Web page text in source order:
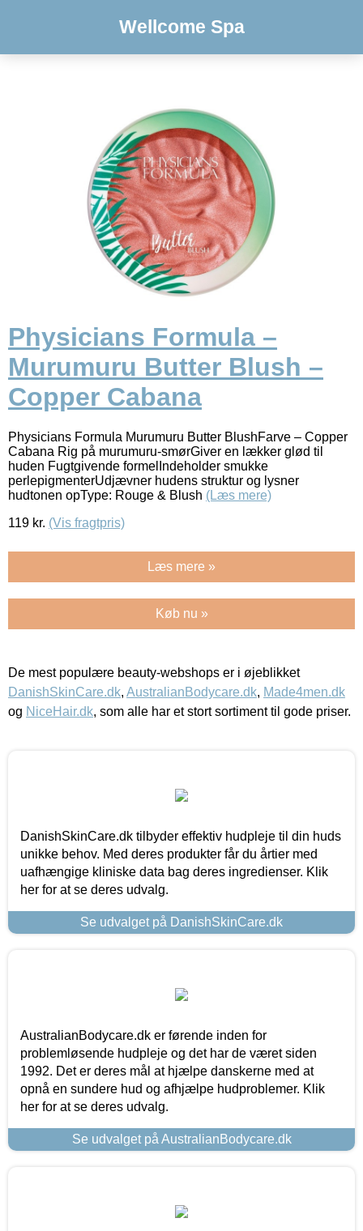
Wellcome Spa
Physicians Formula –
Murumuru Butter Blush –
Copper Cabana
Physicians Formula Murumuru Butter BlushFarve – Copper
Cabana Rig på murumuru-smørGiver en lækker glød til
huden Fugtgivende formelIndeholder smukke
perlepigmenterUdjævner hudens struktur og lysner
hudtonen opType: Rouge & Blush (Læs mere)
119 kr. (Vis fragtpris)
Læs mere »
Køb nu »
De mest populære beauty-webshops er i øjeblikket
DanishSkinCare.dk, AustralianBodycare.dk, Made4men.dk
og NiceHair.dk, som alle har et stort sortiment til gode priser.
DanishSkinCare.dk tilbyder effektiv hudpleje til din huds
unikke behov. Med deres produkter får du årtier med
uafhængige kliniske data bag deres ingredienser. Klik
her for at se deres udvalg.
Se udvalget på DanishSkinCare.dk
AustralianBodycare.dk er førende inden for
problemløsende hudpleje og det har de været siden
1992. Det er deres mål at hjælpe danskerne med at
opnå en sundere hud og afhjælpe hudproblemer. Klik
her for at se deres udvalg.
Se udvalget på AustralianBodycare.dk